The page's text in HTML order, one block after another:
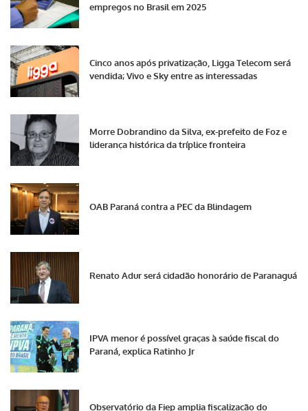
empregos no Brasil em 2025
Cinco anos após privatização, Ligga Telecom será
vendida; Vivo e Sky entre as interessadas
Morre Dobrandino da Silva, ex-prefeito de Foz e
liderança histórica da tríplice fronteira
OAB Paraná contra a PEC da Blindagem
Renato Adur será cidadão honorário de Paranaguá
IPVA menor é possível graças à saúde fiscal do
Paraná, explica Ratinho Jr
Observatório da Fiep amplia fiscalização do